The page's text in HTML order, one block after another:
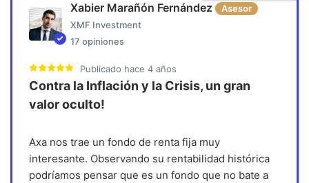
Xabier Marañón Fernández
Asesor
XMF Investment
17 opiniones
Publicado hace 4 años
Contra la Inflación y la Crisis, un gran
valor oculto!
Axa nos trae un fondo de renta fija muy
interesante. Observando su rentabilidad histórica
podríamos pensar que es un fondo que no bate a